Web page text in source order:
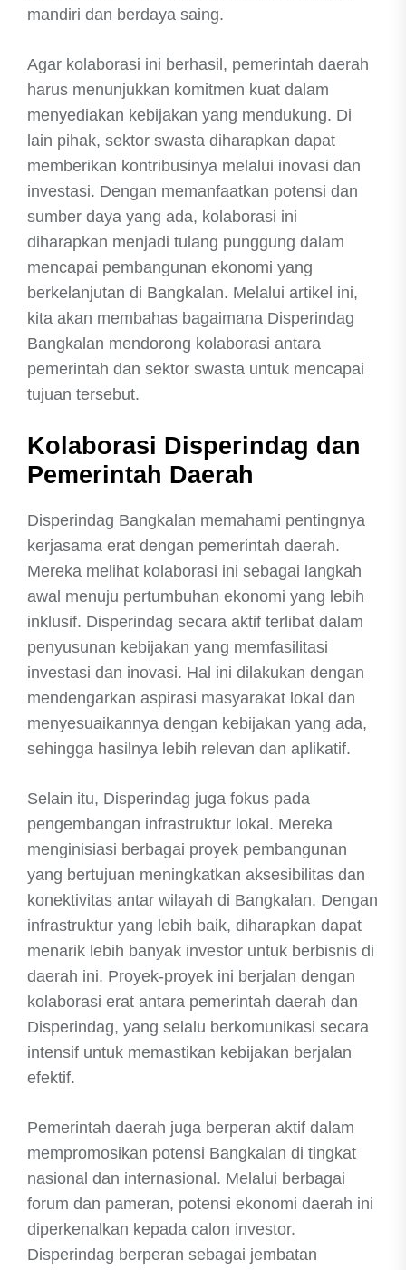
mandiri dan berdaya saing.
Agar kolaborasi ini berhasil, pemerintah daerah
harus menunjukkan komitmen kuat dalam
menyediakan kebijakan yang mendukung. Di
lain pihak, sektor swasta diharapkan dapat
memberikan kontribusinya melalui inovasi dan
investasi. Dengan memanfaatkan potensi dan
sumber daya yang ada, kolaborasi ini
diharapkan menjadi tulang punggung dalam
mencapai pembangunan ekonomi yang
berkelanjutan di Bangkalan. Melalui artikel ini,
kita akan membahas bagaimana Disperindag
Bangkalan mendorong kolaborasi antara
pemerintah dan sektor swasta untuk mencapai
tujuan tersebut.
Kolaborasi Disperindag dan
Pemerintah Daerah
Disperindag Bangkalan memahami pentingnya
kerjasama erat dengan pemerintah daerah.
Mereka melihat kolaborasi ini sebagai langkah
awal menuju pertumbuhan ekonomi yang lebih
inklusif. Disperindag secara aktif terlibat dalam
penyusunan kebijakan yang memfasilitasi
investasi dan inovasi. Hal ini dilakukan dengan
mendengarkan aspirasi masyarakat lokal dan
menyesuaikannya dengan kebijakan yang ada,
sehingga hasilnya lebih relevan dan aplikatif.
Selain itu, Disperindag juga fokus pada
pengembangan infrastruktur lokal. Mereka
menginisiasi berbagai proyek pembangunan
yang bertujuan meningkatkan aksesibilitas dan
konektivitas antar wilayah di Bangkalan. Dengan
infrastruktur yang lebih baik, diharapkan dapat
menarik lebih banyak investor untuk berbisnis di
daerah ini. Proyek-proyek ini berjalan dengan
kolaborasi erat antara pemerintah daerah dan
Disperindag, yang selalu berkomunikasi secara
intensif untuk memastikan kebijakan berjalan
efektif.
Pemerintah daerah juga berperan aktif dalam
mempromosikan potensi Bangkalan di tingkat
nasional dan internasional. Melalui berbagai
forum dan pameran, potensi ekonomi daerah ini
diperkenalkan kepada calon investor.
Disperindag berperan sebagai jembatan